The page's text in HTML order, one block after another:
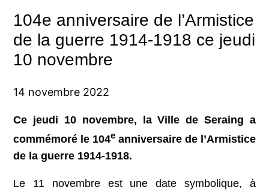
104e anniversaire de l’Armistice
de la guerre 1914-1918 ce jeudi
10 novembre
14 novembre 2022
Ce jeudi 10 novembre, la Ville de Seraing a
commémoré le 104e anniversaire de l’Armistice
de la guerre 1914-1918.
Le 11 novembre est une date symbolique, à